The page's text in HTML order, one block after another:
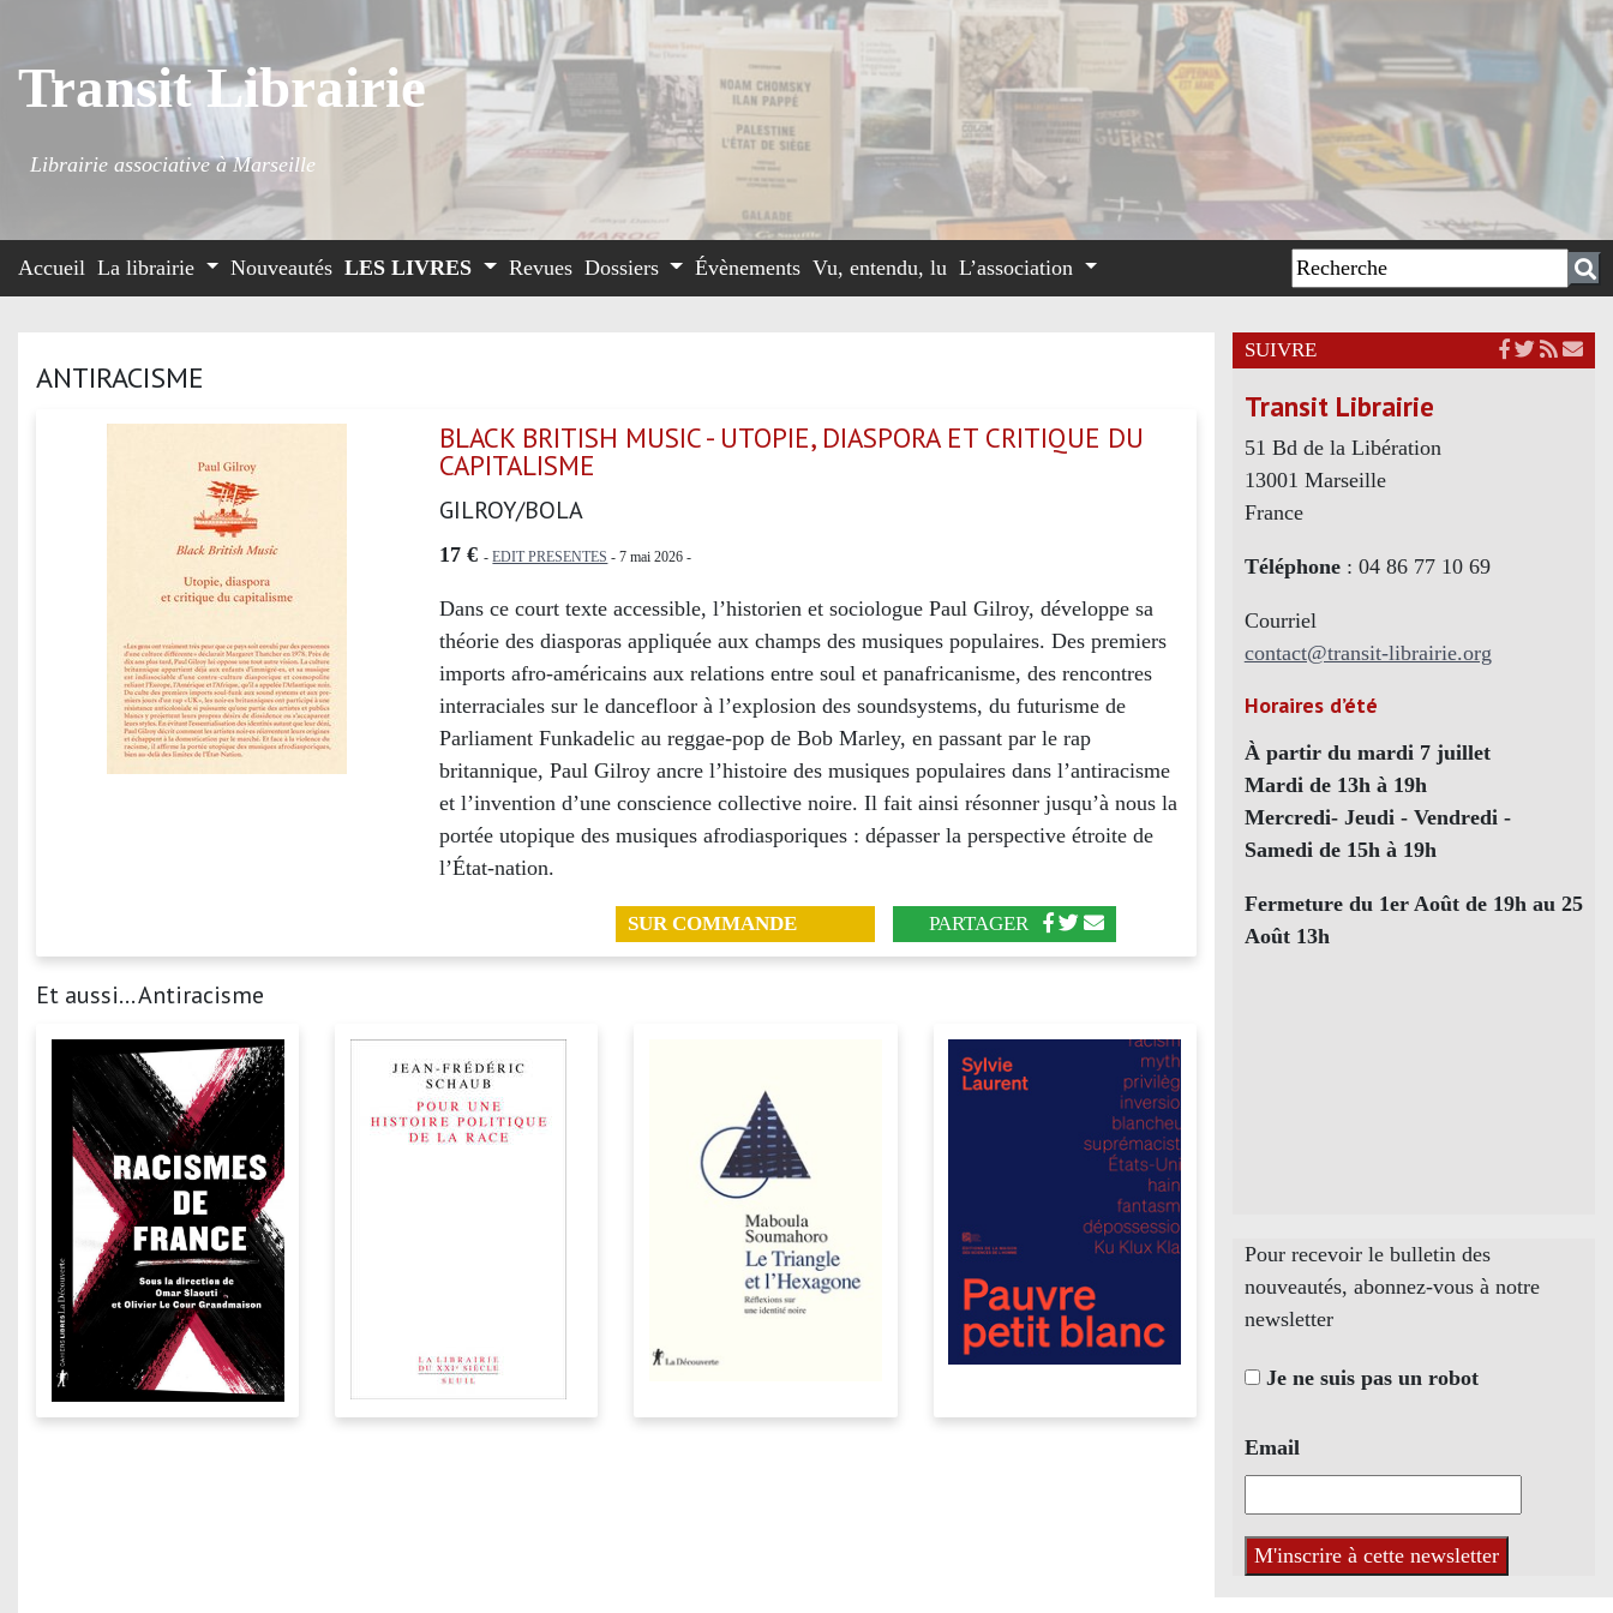
Transit Librairie
Librairie associative à Marseille
Accueil La librairie Nouveautés LES LIVRES Revues Dossiers Évènements Vu, entendu, lu L’association
ANTIRACISME
BLACK BRITISH MUSIC - UTOPIE, DIASPORA ET CRITIQUE DU
CAPITALISME
GILROY/BOLA
17 € -EDIT PRESENTES - 7 mai 2026 -
Dans ce court texte accessible, l’historien et sociologue Paul Gilroy, développe sa
théorie des diasporas appliquée aux champs des musiques populaires. Des premiers
imports afro-américains aux relations entre soul et panafricanisme, des rencontres
interraciales sur le dancefloor à l’explosion des soundsystems, du futurisme de
Parliament Funkadelic au reggae-pop de Bob Marley, en passant par le rap
britannique, Paul Gilroy ancre l’histoire des musiques populaires dans l’antiracisme
et l’invention d’une conscience collective noire. Il fait ainsi résonner jusqu’à nous la
portée utopique des musiques afrodiasporiques : dépasser la perspective étroite de
l’État-nation.
SUR COMMANDE PARTAGER
Et aussi... Antiracisme
SUIVRE
Transit Librairie
51 Bd de la Libération
13001 Marseille
France
Téléphone: 04 86 77 10 69
Courriel
contact@transit-librairie.org
Horaires d’été
À partir du mardi 7 juillet
Mardi de 13h à 19h
Mercredi- Jeudi - Vendredi -
Samedi de 15h à 19h
Fermeture du 1er Août de 19h au 25
Août 13h
Pour recevoir le bulletin des
nouveautés, abonnez-vous à notre
newsletter
Je ne suis pas un robot
Email